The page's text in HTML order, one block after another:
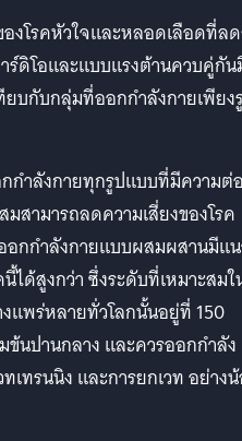
งโรคหัวใจและหลอดเลือดที่ล
ดิโอและแบบแรงต้านควบคู่กั
ยบกับกลุ่มที่ออกกำลังกายเพียง
กำลังกายทุกรูปแบบที่มีความต่
สามารถลดความเสี่ยงของโรค
อกกำลังกายแบบผสมผสานมีแ
ได้สูงกว่า ซึ่งระดับที่เหมาะสม
แพร่หลายทั่วโลกนั้นอยู่ที่ 150
นปานกลาง และควรออกกำลัง
เทรนนิง และการยกเวท อย่าง